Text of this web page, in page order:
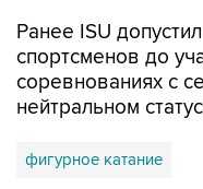
Ранее ISU
спортсменов до
соревнованиях с
нейтральном
фигурное катание